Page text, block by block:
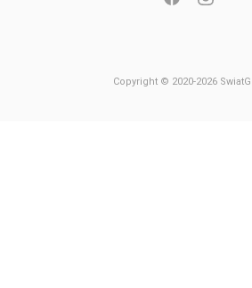
Copyright © 2020-2026